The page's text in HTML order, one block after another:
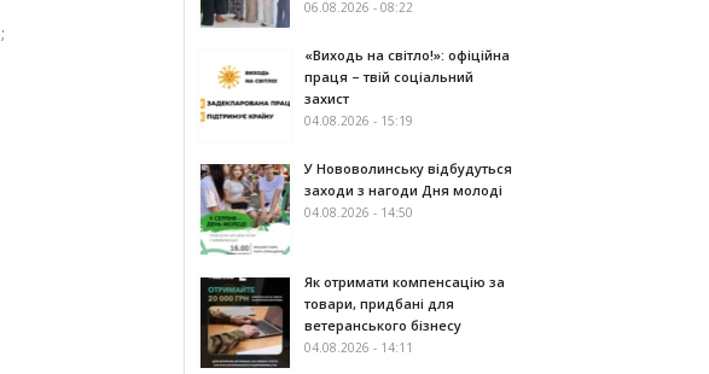
06.08.2026 - 08:22
«Виходь на світло!»: офіційна
праця – твій соціальний
захист
04.08.2026 - 15:19
У Нововолинську відбудуться
заходи з нагоди Дня молоді
04.08.2026 - 14:50
Як отримати компенсацію за
товари, придбані для
ветеранського бізнесу
04.08.2026 - 14:11